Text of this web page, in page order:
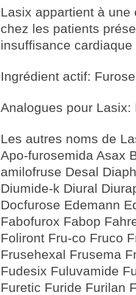
Lasix appartient à
chez les patients
insuffisance
Ingrédient actif:
Analogues pour Lasix:
Les autres noms de
Apo-furosemida Asax
amilofruse Desal
Diumide-k Diural
Docfurose Edemann
Fabofurox Fabop
Foliront Fru-co Fruco
Frusehexal Frusema
Fudesix Fuluvamide
Furetic Furide Furilan